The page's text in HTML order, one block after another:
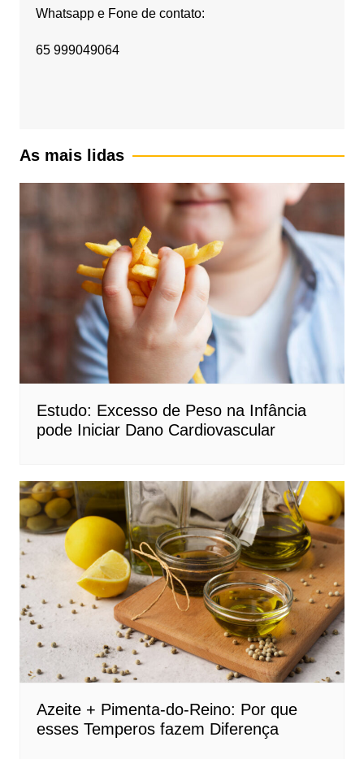
Whatsapp e Fone de contato:
65 999049064
As mais lidas
Estudo: Excesso de Peso na Infância
pode Iniciar Dano Cardiovascular
Azeite + Pimenta-do-Reino: Por que
esses Temperos fazem Diferença